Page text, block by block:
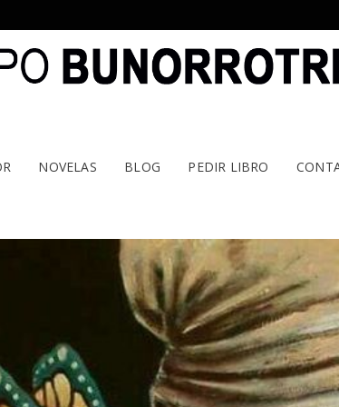
NOVELAS BLOG PEDIR LIBRO